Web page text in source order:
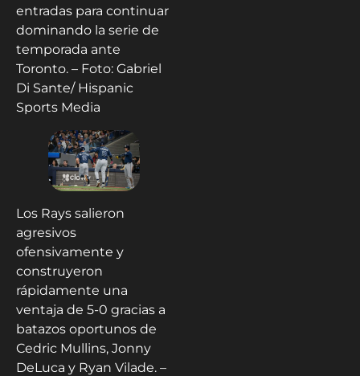
entradas para continuar
dominando la serie de
temporada ante
Toronto. – Foto: Gabriel
Di Sante/ Hispanic
Sports Media
Los Rays salieron
agresivos
ofensivamente y
construyeron
rápidamente una
ventaja de 5-0 gracias a
batazos oportunos de
Cedric Mullins, Jonny
DeLuca y Ryan Vilade. –